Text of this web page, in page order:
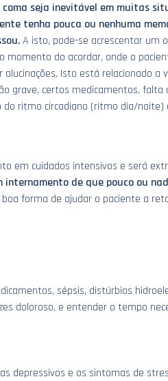
coma seja inevitável em muitas
tenha pouca ou nenhuma
A isto, pode-se acrescentar um
momento do acordar, onde o
alucinações. Isto está relacionado a
grave, certos medicamentos, falta
do ritmo circadiano (ritmo dia/noite)
em cuidados intensivos e será
de que pouco ou
forma de ajudar o paciente a
sépsis, distúrbios
doloroso, e entender o tempo
depressivos e os sintomas de